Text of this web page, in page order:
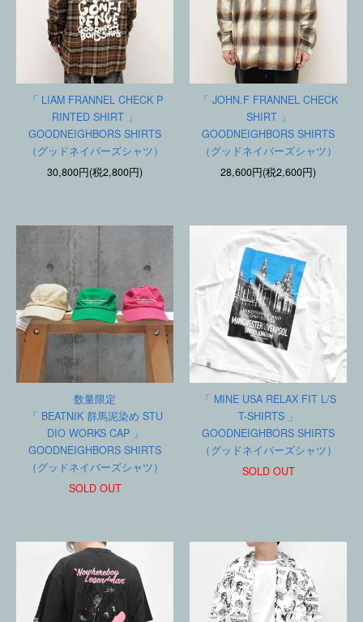
「 LIAM FRANNEL CHECK P
RINTED SHIRT 」
GOODNEIGHBORS SHIRTS
（グッドネイバーズシャツ）
30,800円(税2,800円)
「 JOHN.F FRANNEL CHECK
SHIRT 」
GOODNEIGHBORS SHIRTS
（グッドネイバーズシャツ）
28,600円(税2,600円)
数量限定
「 BEATNIK 群馬泥染め STU
DIO WORKS CAP 」
GOODNEIGHBORS SHIRTS
（グッドネイバーズシャツ）
SOLD OUT
「 MINE USA RELAX FIT L/S
T-SHIRTS 」
GOODNEIGHBORS SHIRTS
（グッドネイバーズシャツ）
SOLD OUT